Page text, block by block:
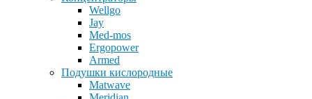
Wellgo
Jay
Med-mos
Ergopower
Armed
Подушки кислородные
Matwave